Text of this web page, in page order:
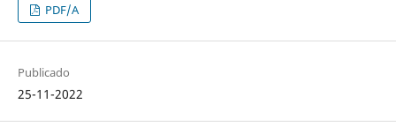
PDF/A
Publicado
25-11-2022